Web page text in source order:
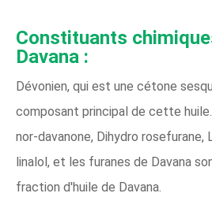
Constituants
Davana :
Dévonien, qui est une cétone
composant principal de cette huile.
nor-davanone, Dihydro rosefurane,
linalol, et les furanes de Davana
fraction d'huile de Davana.